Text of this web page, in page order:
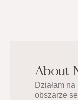
About
Działam
obszarze